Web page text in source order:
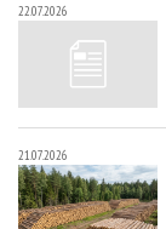
22.07.2026
21.07.2026